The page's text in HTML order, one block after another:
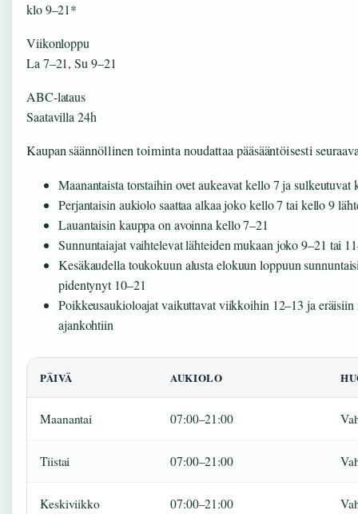
klo 9–21*
Viikonloppu
La 7–21, Su 9–21
ABC-lataus
Saatavilla 24h
Kaupan säännöllinen toiminta noudattaa pääsääntöisesti
Maanantaista torstaihin ovet aukeavat kello 7 ja sulkeutuvat
Perjantaisin aukiolo saattaa alkaa joko kello 7 tai kello 9
Lauantaisin kauppa on avoinna kello 7–21
Sunnuntaiajat vaihtelevat lähteiden mukaan joko 9–21 tai
Kesäkaudella toukokuun alusta elokuun loppuun
pidentynyt 10–21
Poikkeusaukioloajat vaikuttavat viikkoihin 12–13 ja
ajankohtiin
PÄIVÄ AUKIOLO
Maanantai 07:00–21:00
Tiistai 07:00–21:00
Keskiviikko 07:00–21:00